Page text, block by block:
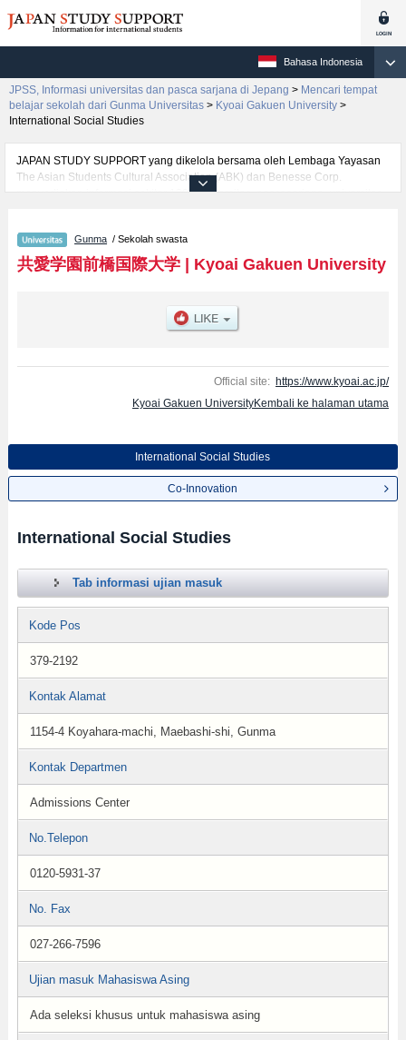
Bahasa Indonesia
JPSS, Informasi universitas dan pasca sarjana di Jepang > Mencari tempat
belajar sekolah dari Gunma Universitas > Kyoai Gakuen University >
International Social Studies
JAPAN STUDY SUPPORT yang dikelola bersama oleh Lembaga Yayasan
The Asian Students Cultural Association (ABK) dan Benesse Corp.
menyediakan informasi sekitar 1300 universitas, pascasarjana, universitas
informasi per fakultas seperti Fakultas International Social
StudiesatauFakultas Co-Innovation, serta berbagai informasi yang berguna
bagi mahasiswa(i) mancanegara seperti kuota untuk jumlah pendaftar dan
mengenai ujian masuk, prasarana kampus, akses jalan, dan lainnya.
Gunma / Sekolah swasta
共愛学園前橋国際大学| Kyoai Gakuen University
Official site: https://www.kyoai.ac.jp/
Kyoai Gakuen UniversityKembali ke halaman utama
International Social Studies
Co-Innovation
International Social Studies
Tab informasi ujian masuk
Kode Pos
379-2192
Kontak Alamat
1154-4 Koyahara-machi, Maebashi-shi, Gunma
Kontak Departmen
Admissions Center
No.Telepon
0120-5931-37
No. Fax
027-266-7596
Ujian masuk Mahasiswa Asing
Ada seleksi khusus untuk mahasiswa asing